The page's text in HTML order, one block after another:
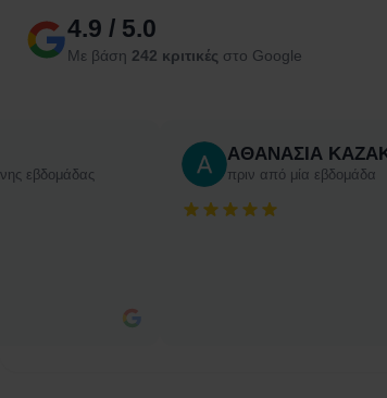
4.9 / 5.0
Με βάση 242 κριτικές στο Google
εβδομάδας
ΑΘΑΝΑΣΙΑ
πριν από μία εβδομάδα